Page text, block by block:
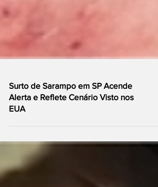
Surto de Sarampo em SP Acende
Alerta e Reflete Cenário Visto nos
EUA